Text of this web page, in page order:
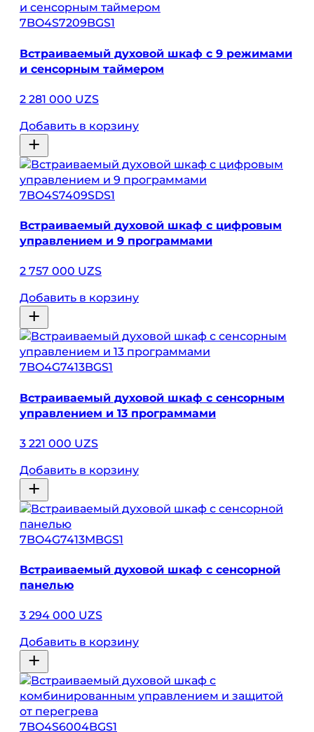
7BO4S7209BGS1
Встраиваемый духовой шкаф с 9 режимами
и сенсорным таймером
2 281 000 UZS
Добавить в корзину
7BO4S7409SDS1
Встраиваемый духовой шкаф с цифровым
управлением и 9 программами
2 757 000 UZS
Добавить в корзину
7BO4G7413BGS1
Встраиваемый духовой шкаф с сенсорным
управлением и 13 программами
3 221 000 UZS
Добавить в корзину
7BO4G7413MBGS1
Встраиваемый духовой шкаф с сенсорной
панелью
3 294 000 UZS
Добавить в корзину
7BO4S6004BGS1